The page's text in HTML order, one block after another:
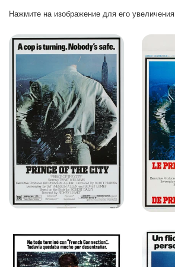
Нажмите на изображение для его увеличения